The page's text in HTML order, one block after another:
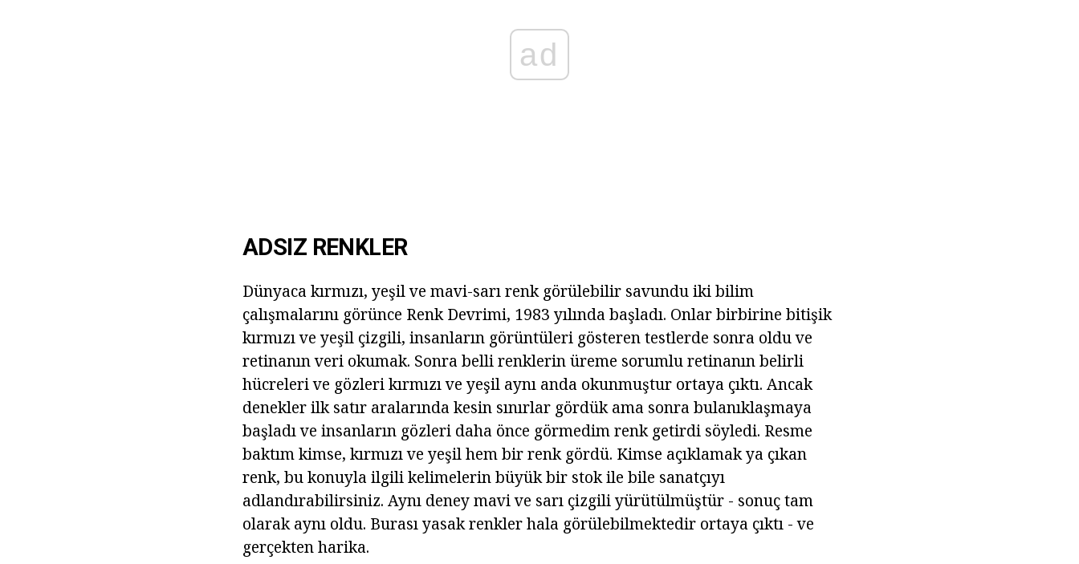
ad
ADSIZ RENKLER
Dünyaca kırmızı, yeşil ve mavi-sarı renk görülebilir savundu iki bilim
çalışmalarını görünce Renk Devrimi, 1983 yılında başladı. Onlar birbirine bitişik
kırmızı ve yeşil çizgili, insanların görüntüleri gösteren testlerde sonra oldu ve
retinanın veri okumak. Sonra belli renklerin üreme sorumlu retinanın belirli
hücreleri ve gözleri kırmızı ve yeşil aynı anda okunmuştur ortaya çıktı. Ancak
denekler ilk satır aralarında kesin sınırlar gördük ama sonra bulanıklaşmaya
başladı ve insanların gözleri daha önce görmedim renk getirdi söyledi. Resme
baktım kimse, kırmızı ve yeşil hem bir renk gördü. Kimse açıklamak ya çıkan
renk, bu konuyla ilgili kelimelerin büyük bir stok ile bile sanatçıyı
adlandırabilirsiniz. Aynı deney mavi ve sarı çizgili yürütülmüştür - sonuç tam
olarak aynı oldu. Burası yasak renkler hala görülebilmektedir ortaya çıktı - ve
gerçekten harika.